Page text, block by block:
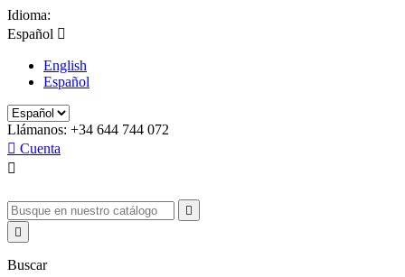
Idioma:
Español 
English
Español
Llámanos: +34 644 744 072
 Cuenta



Buscar